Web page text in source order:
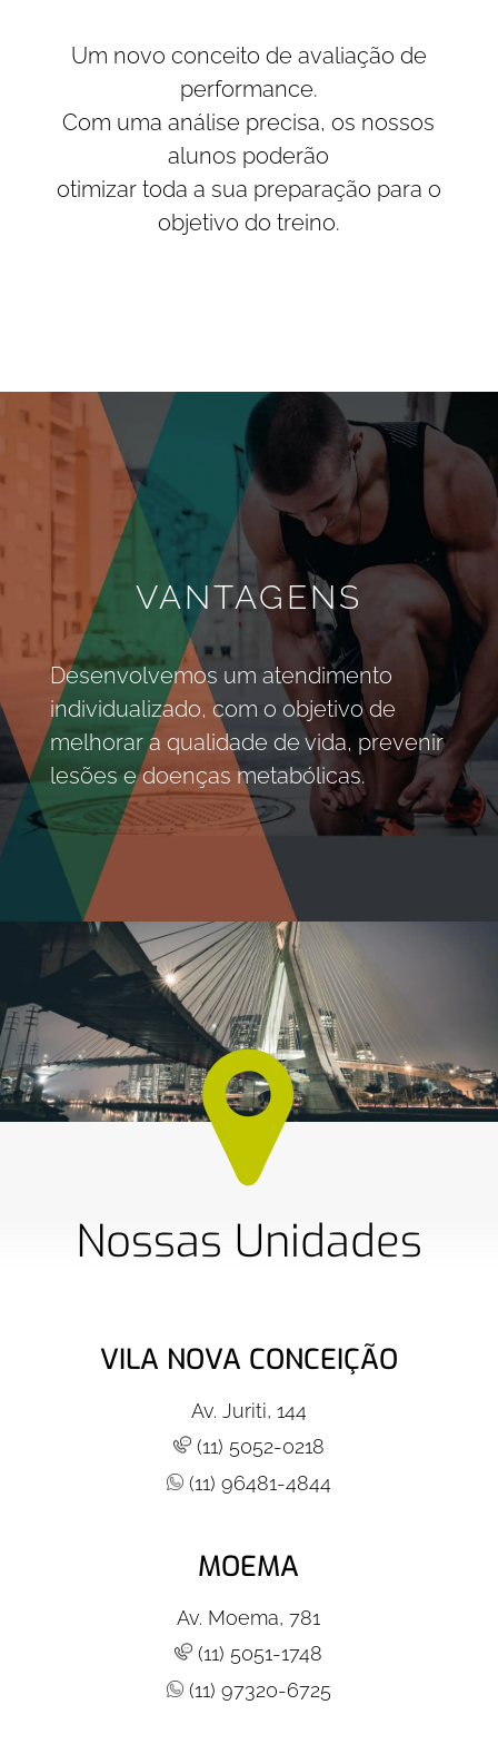
Um novo conceito de avaliação de
performance.
Com uma análise precisa, os nossos
alunos poderão
otimizar toda a sua preparação para o
objetivo do treino.
VANTAGENS
Desenvolvemos um atendimento
individualizado, com o objetivo de
melhorar a qualidade de vida, prevenir
lesões e doenças metabólicas.
Nossas Unidades
VILA NOVA CONCEIÇÃO
Av. Juriti, 144
(11) 5052-0218
(11) 96481-4844
MOEMA
Av. Moema, 781
(11) 5051-1748
(11) 97320-6725